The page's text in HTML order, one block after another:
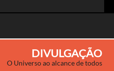
DIVULGAÇÃO
O Universo ao alcance de todos